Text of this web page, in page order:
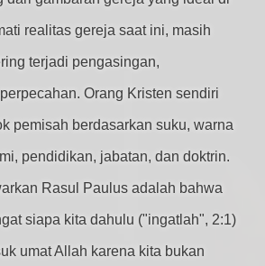
realitas gereja saat ini, masih
terjadi pengasingan,
Orang Kristen sendiri
pemisah berdasarkan suku, warna
pendidikan, jabatan, dan doktrin.
Rasul Paulus adalah bahwa
siapa kita dahulu ("ingatlah", 2:1)
umat Allah karena kita bukan